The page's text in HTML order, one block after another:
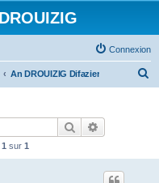
Connexion
An DROUIZIG Difazier
Rechercher
1 sur 1